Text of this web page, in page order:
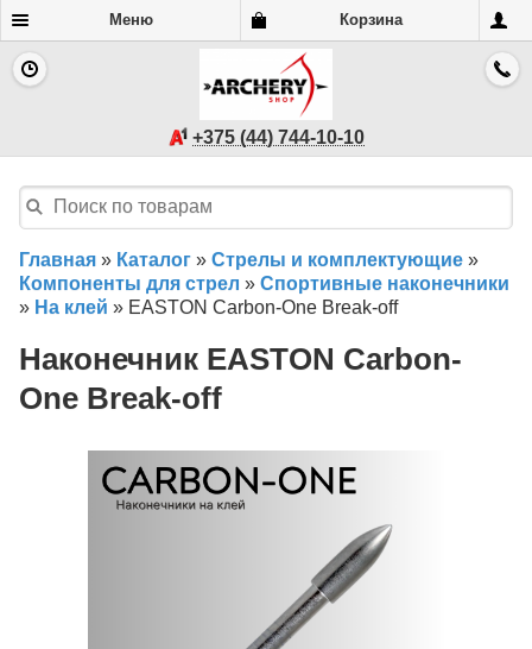
Меню Корзина
+375 (44) 744-10-10
Главная » Каталог » Стрелы и комплектующие »
Компоненты для стрел » Спортивные наконечники
» На клей » EASTON Carbon-One Break-off
Наконечник EASTON Carbon-
One Break-off